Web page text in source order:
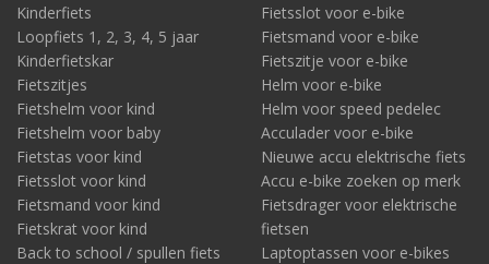
Kinderfiets
Loopfiets 1, 2, 3, 4, 5 jaar
Kinderfietskar
Fietszitjes
Fietshelm voor kind
Fietshelm voor baby
Fietstas voor kind
Fietsslot voor kind
Fietsmand voor kind
Fietskrat voor kind
Back to school / spullen fiets
Fietsslot voor e-bike
Fietsmand voor e-bike
Fietszitje voor e-bike
Helm voor e-bike
Helm voor speed pedelec
Acculader voor e-bike
Nieuwe accu elektrische fiets
Accu e-bike zoeken op merk
Fietsdrager voor elektrische
fietsen
Laptoptassen voor e-bikes